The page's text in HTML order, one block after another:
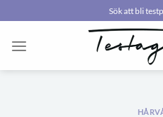
to
content
Sök att bli